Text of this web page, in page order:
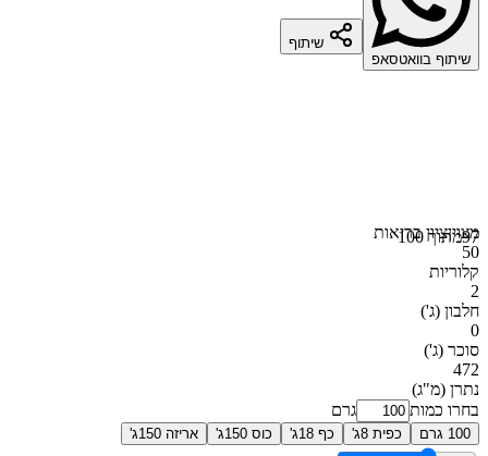
שיתוף בוואטסאפ
שיתוף
97מתוך 100מצויןציון בריאות
50
קלוריות
2
חלבון (ג')
0
סוכר (ג')
472
נתרן (מ"ג)
בחרו כמות
גרם
100 גרם כפית 8ג' כף 18ג' כוס 150ג' אריזה 150ג'